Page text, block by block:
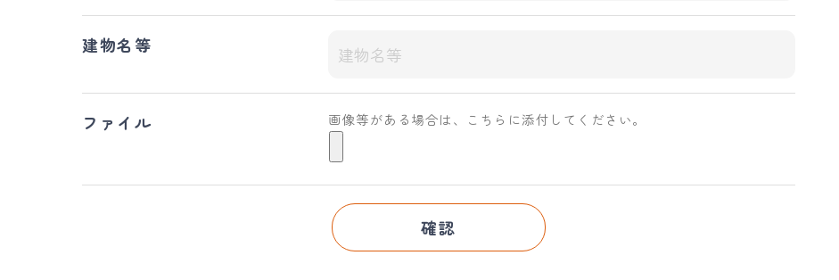
建物名等
ファイル 画像等がある場合は、こちらに添付してください。
確認